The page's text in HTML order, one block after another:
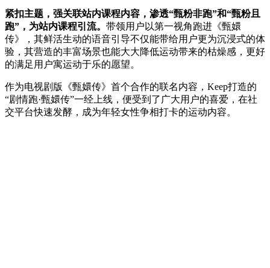
紧扣主题，强关联站内课程内容，渗透“甄粉非跑”和“甄粉且
跑”，为站内课程引流。 带领用户以第一视角跑进《甄嬛
传》，其鲜活生动的语音引导不仅能带给用户更为沉浸式的体
验，其营造的丰富场景也能大大降低运动带来的枯燥感，更好
的满足用户寓运动于乐的愿望。
作为电视剧版《甄嬛传》首个合作的联名内容，Keep打造的
“剧情跑·甄嬛传”一经上线，便受到了广大用户的喜爱，在社
交平台快速发酵，成为年轻女性争相打卡的运动内容。